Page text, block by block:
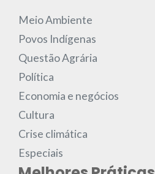
Meio Ambiente
Povos Indígenas
Questão Agrária
Política
Economia e negócios
Cultura
Crise climática
Especiais